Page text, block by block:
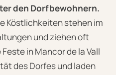
den Dorfbewohnern.
Köstlichkeiten stehen im
und ziehen oft
in Mancor de la Vall
des Dorfes und laden